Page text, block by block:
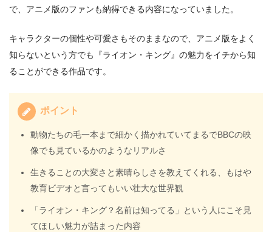
で、アニメ版のファンも納得できる内容になっていました。
キャラクターの個性や可愛さもそのままなので、アニメ版をよく
知らないという方でも『ライオン・キング』の魅力をイチから知
ることができる作品です。
ポイント
動物たちの毛一本まで細かく描かれていてまるでBBCの映
像でも見ているかのようなリアルさ
生きることの大変さと素晴らしさを教えてくれる、もはや
教育ビデオと言ってもいい壮大な世界観
「ライオン・キング？名前は知ってる」という人にこそ見
てほしい魅力が詰まった内容